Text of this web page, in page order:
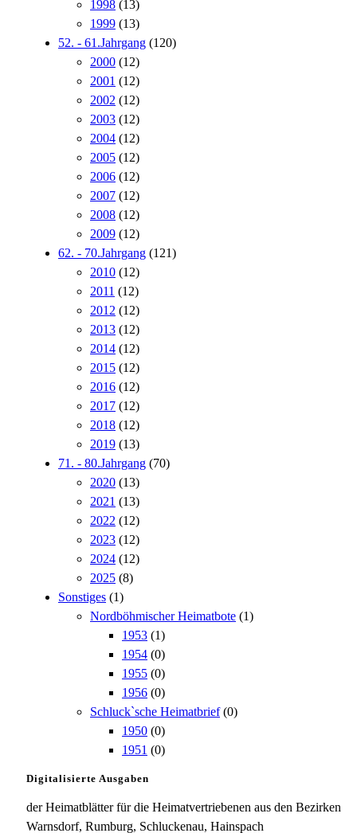
1998 (13)
1999 (13)
52. - 61.Jahrgang (120)
2000 (12)
2001 (12)
2002 (12)
2003 (12)
2004 (12)
2005 (12)
2006 (12)
2007 (12)
2008 (12)
2009 (12)
62. - 70.Jahrgang (121)
2010 (12)
2011 (12)
2012 (12)
2013 (12)
2014 (12)
2015 (12)
2016 (12)
2017 (12)
2018 (12)
2019 (13)
71. - 80.Jahrgang (70)
2020 (13)
2021 (13)
2022 (12)
2023 (12)
2024 (12)
2025 (8)
Sonstiges (1)
Nordböhmischer Heimatbote (1)
1953 (1)
1954 (0)
1955 (0)
1956 (0)
Schluck`sche Heimatbrief (0)
1950 (0)
1951 (0)
Digitalisierte Ausgaben
der Heimatblätter für die Heimatvertriebenen aus den Bezirken
Warnsdorf, Rumburg, Schluckenau, Hainspach